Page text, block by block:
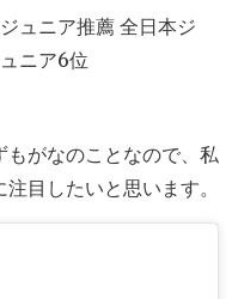
ジュニア推薦 全日本ジ
ュニア6位
がなのことなので、私
目したいと思います。